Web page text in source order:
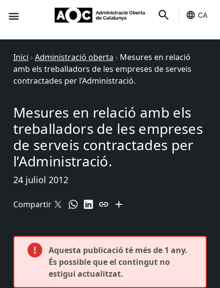
CA
Inici › Administració oberta › Mesures en relació
amb els treballadors de les empreses de serveis
contractades per l’Administració.
Mesures en relació amb els
treballadors de les empreses
de serveis contractades per
l’Administració.
24 juliol 2012
Compartir
Aquesta publicació té més de 1 any.
És possible que el contingut no
estigui actualitzat.